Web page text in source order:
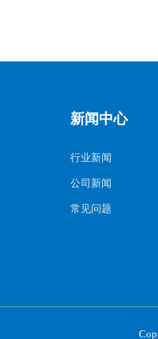
新闻中心
行业新闻
公司新闻
常见问题